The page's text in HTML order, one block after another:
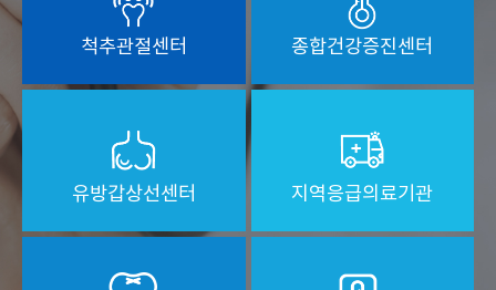
척추관절센터 종합건강증진센터
유방갑상선센터 지역응급의료기관